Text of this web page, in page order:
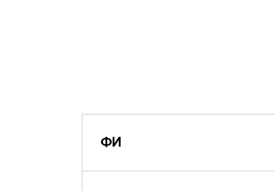
ФИ